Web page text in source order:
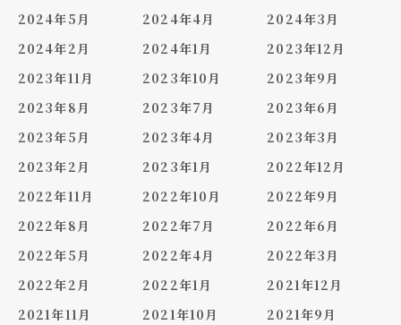
2024年5月
2024年4月
2024年3月
2024年2月
2024年1月
2023年12月
2023年11月
2023年10月
2023年9月
2023年8月
2023年7月
2023年6月
2023年5月
2023年4月
2023年3月
2023年2月
2023年1月
2022年12月
2022年11月
2022年10月
2022年9月
2022年8月
2022年7月
2022年6月
2022年5月
2022年4月
2022年3月
2022年2月
2022年1月
2021年12月
2021年11月
2021年10月
2021年9月